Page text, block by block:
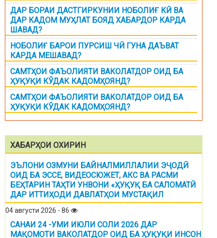
ДАР БОРАИ ДАСТГИРКУНИИ НОБОЛИҒ КӢ ВА
ДАР КАДОМ МУҲЛАТ БОЯД ХАБАРДОР КАРДА
ШАВАД?
НОБОЛИҒ БАРОИ ПУРСИШ ЧӢ ГУНА ДАЪВАТ
КАРДА МЕШАВАД?
САМТҲОИ ФАЪОЛИЯТИ ВАКОЛАТДОР ОИД БА
ҲУҚУҚИ КЎДАК КАДОМҲОЯНД?
САМТҲОИ ФАЪОЛИЯТИ ВАКОЛАТДОР ОИД БА
ҲУҚУҚИ КЎДАК КАДОМҲОЯНД?
ХАБАРҲОИ ОХИРИН
ЭЪЛОНИ ОЗМУНИ БАЙНАЛМИЛЛАЛИИ ЭҶОДӢ
ОИД БА ЭССЕ, ВИДЕОСЮЖЕТ, АКС ВА РАСМИ
БЕҲТАРИН ТАҲТИ УНВОНИ «ҲУҚУҚ БА САЛОМАТӢ
ДАР ИТТИҲОДИ ДАВЛАТҲОИ МУСТАҚИЛ
04 августи 2026 - 86
САНАИ 24 -УМИ ИЮЛИ СОЛИ 2026 ДАР
МАҚОМОТИ ВАКОЛАТДОР ОИД БА ҲУҚУҚИ ИНСОН